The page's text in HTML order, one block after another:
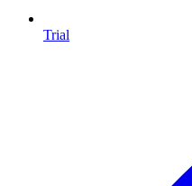
Trial